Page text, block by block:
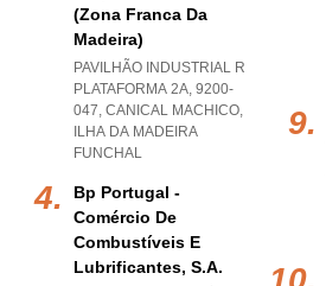
(zona Franca Da
Madeira)
PAVILHÃO INDUSTRIAL R
PLATAFORMA 2A, 9200-
047, CANICAL MACHICO,
ILHA DA MADEIRA
FUNCHAL
Bp Portugal -
Comércio De
Combustíveis E
Lubrificantes, S.a.